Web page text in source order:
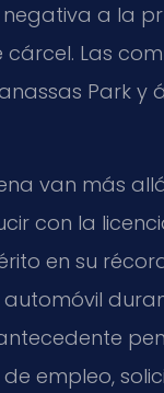
a la
Las
Park
van más
con la
en su
empleo,